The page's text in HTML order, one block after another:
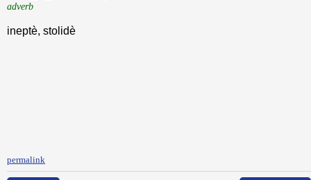
adverb
ineptè, stolidè
permalink